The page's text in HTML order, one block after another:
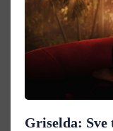
Griselda: Sve